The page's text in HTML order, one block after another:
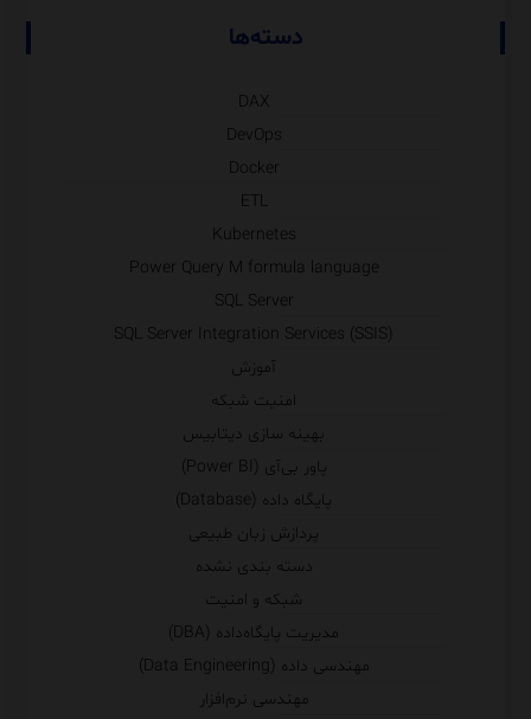
دسته‌ها
DAX
DevOps
Docker
ETL
Kubernetes
Power Query M formula language
SQL Server
SQL Server Integration Services (SSIS)
آموزش
امنیت شبکه
بهینه سازی دیتابیس
پاور بی‌آی (Power BI)
پایگاه داده (Database)
پردازش زبان طبیعی
دسته بندی نشده
شبکه و امنیت
مدیریت پایگاه‌داده (DBA)
مهندسی داده (Data Engineering)
مهندسی نرم‌افزار